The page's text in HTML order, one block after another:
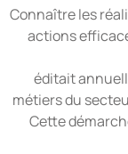
Connaître les
actions
éditait
métiers du
Cette